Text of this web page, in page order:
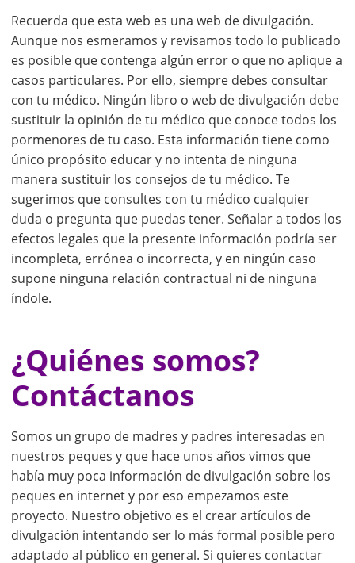
Recuerda que esta web es una web de divulgación.
Aunque nos esmeramos y revisamos todo lo publicado
es posible que contenga algún error o que no aplique a
casos particulares. Por ello, siempre debes consultar
con tu médico. Ningún libro o web de divulgación debe
sustituir la opinión de tu médico que conoce todos los
pormenores de tu caso. Esta información tiene como
único propósito educar y no intenta de ninguna
manera sustituir los consejos de tu médico. Te
sugerimos que consultes con tu médico cualquier
duda o pregunta que puedas tener. Señalar a todos los
efectos legales que la presente información podría ser
incompleta, errónea o incorrecta, y en ningún caso
supone ninguna relación contractual ni de ninguna
índole.
¿Quiénes somos?
Contáctanos
Somos un grupo de madres y padres interesadas en
nuestros peques y que hace unos años vimos que
había muy poca información de divulgación sobre los
peques en internet y por eso empezamos este
proyecto. Nuestro objetivo es el crear artículos de
divulgación intentando ser lo más formal posible pero
adaptado al público en general. Si quieres contactar